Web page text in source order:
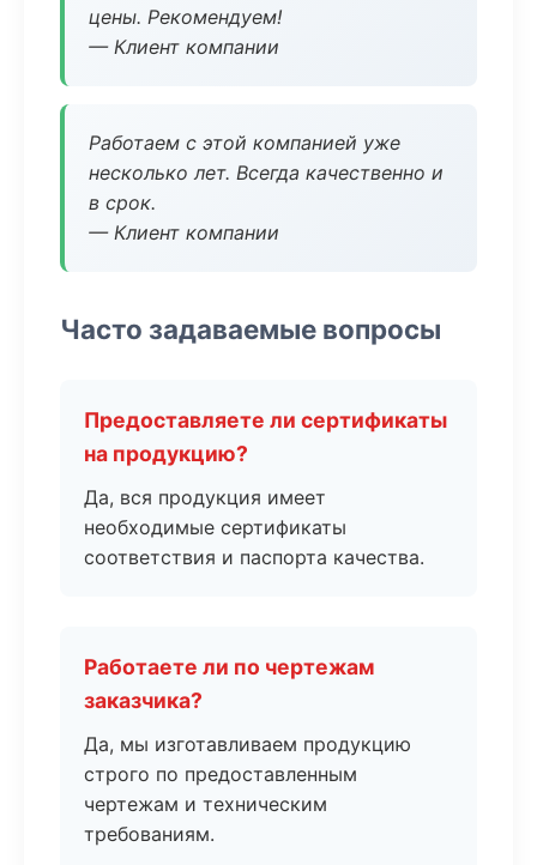
цены. Рекомендуем!
— Клиент компании
Работаем с этой компанией уже
несколько лет. Всегда качественно и
в срок.
— Клиент компании
Часто задаваемые вопросы
Предоставляете ли сертификаты
на продукцию?
Да, вся продукция имеет
необходимые сертификаты
соответствия и паспорта качества.
Работаете ли по чертежам
заказчика?
Да, мы изготавливаем продукцию
строго по предоставленным
чертежам и техническим
требованиям.